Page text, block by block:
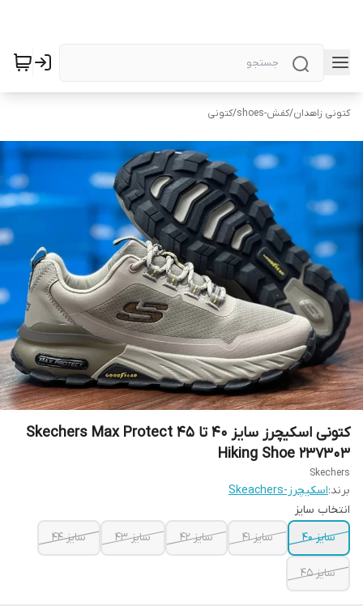
کتونی زاهدان/کفش-shoes /کتونی
کتونی اسکیچرز سایز ۴۰ تا ۴۵ Skechers Max Protect
Hiking Shoe 237303
Skechers
برند:اسکیچرز-Skeachers
انتخاب سایز
سایز ۴۰
سایز ۴۱ سایز ۴۲ سایز ۴۳ سایز ۴۴
سایز ۴۵